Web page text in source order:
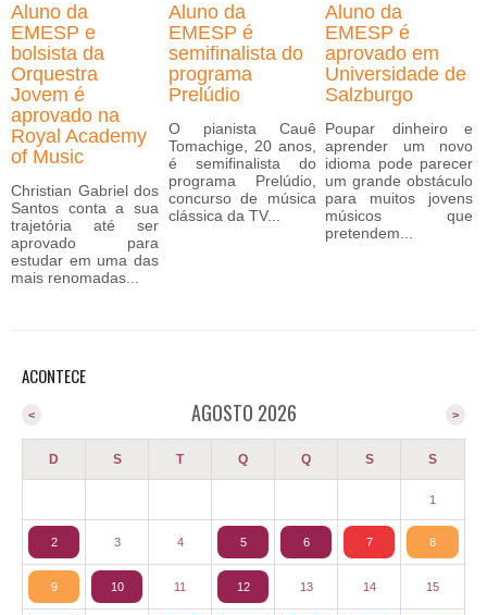
Aluno da
EMESP e
bolsista da
Orquestra
Jovem é
aprovado na
Royal Academy
of Music
Christian Gabriel dos
Santos conta a sua
trajetória até ser
aprovado para
estudar em uma das
mais renomadas...
Aluno da
EMESP é
semifinalista do
programa
Prelúdio
O pianista Cauê
Tomachige, 20 anos,
é semifinalista do
programa Prelúdio,
concurso de música
clássica da TV...
Aluno da
EMESP é
aprovado em
Universidade de
Salzburgo
Poupar dinheiro e
aprender um novo
idioma pode parecer
um grande obstáculo
para muitos jovens
músicos que
pretendem...
ACONTECE
AGOSTO 2026 >
<
D S T Q Q S S
1
2 3 4 5 6 7 8
9 10 11 12 13 14 15